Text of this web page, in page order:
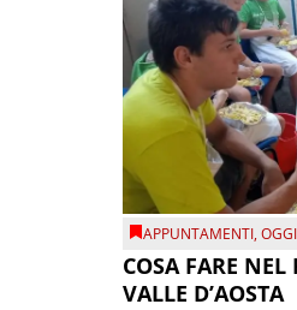
APPUNTAMENTI,
COSA FARE
VALLE D’AOSTA